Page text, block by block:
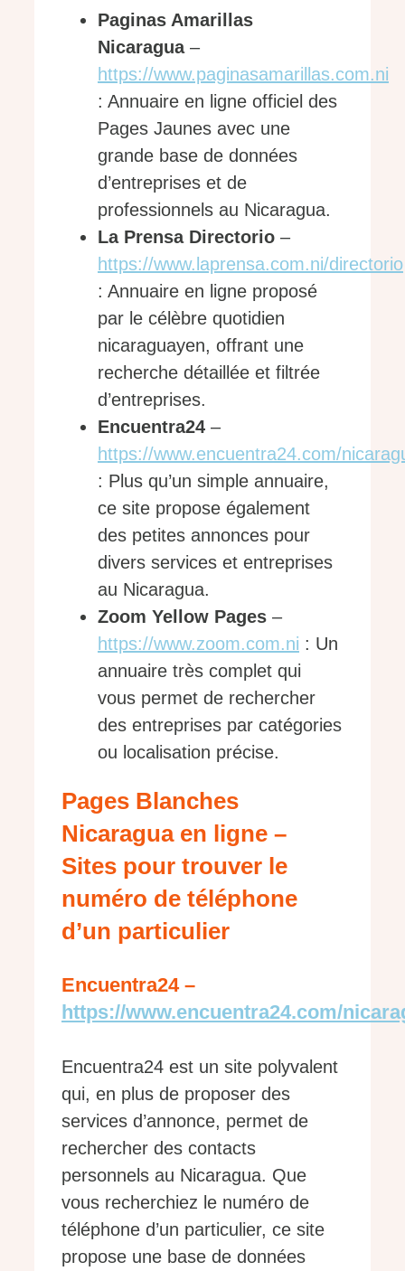
Paginas Amarillas
Nicaragua–
https://www.paginasamarillas.com.ni
: Annuaire en ligne officiel des
Pages Jaunes avec une
grande base de données
d’entreprises et de
professionnels au Nicaragua.
La Prensa Directorio –
https://www.laprensa.com.ni/directorio
: Annuaire en ligne proposé
par le célèbre quotidien
nicaraguayen, offrant une
recherche détaillée et filtrée
d’entreprises.
Encuentra24 –
https://www.encuentra24.com/
: Plus qu’un simple annuaire,
ce site propose également
des petites annonces pour
divers services et entreprises
au Nicaragua.
Zoom Yellow Pages –
https://www.zoom.com.ni : Un
annuaire très complet qui
vous permet de rechercher
des entreprises par catégories
ou localisation précise.
Pages Blanches
Nicaragua en ligne –
Sites pour trouver le
numéro de téléphone
d’un particulier
Encuentra24 –
https://www.encuentra24.com/
Encuentra24 est un site polyvalent
qui, en plus de proposer des
services d’annonce, permet de
rechercher des contacts
personnels au Nicaragua. Que
vous recherchiez le numéro de
téléphone d’un particulier, ce site
propose une base de données